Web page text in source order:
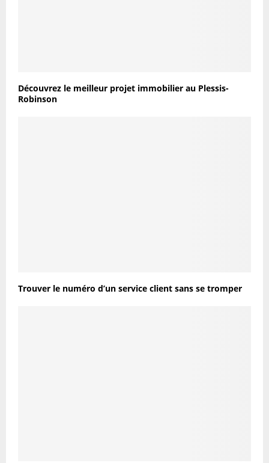
Découvrez le meilleur projet immobilier au Plessis-
Robinson
Trouver le numéro d’un service client sans se tromper